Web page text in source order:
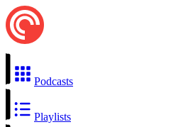
Podcasts
Playlists